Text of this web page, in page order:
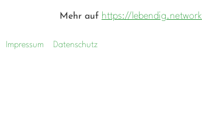
Mehr auf https://lebendig.network
Impressum Datenschutz